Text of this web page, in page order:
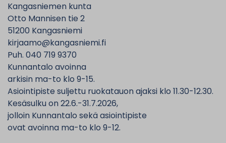
Kangasniemen kunta
Otto Mannisen tie 2
51200 Kangasniemi
kirjaamo@kangasniemi.fi
Puh. 040 719 9370
Kunnantalo avoinna
arkisin ma-to klo 9-15.
Asiointipiste suljettu ruokatauon ajaksi klo 11.30-12.30.
Kesäsulku on 22.6.-31.7.2026,
jolloin Kunnantalo sekä asiointipiste
ovat avoinna ma-to klo 9-12.